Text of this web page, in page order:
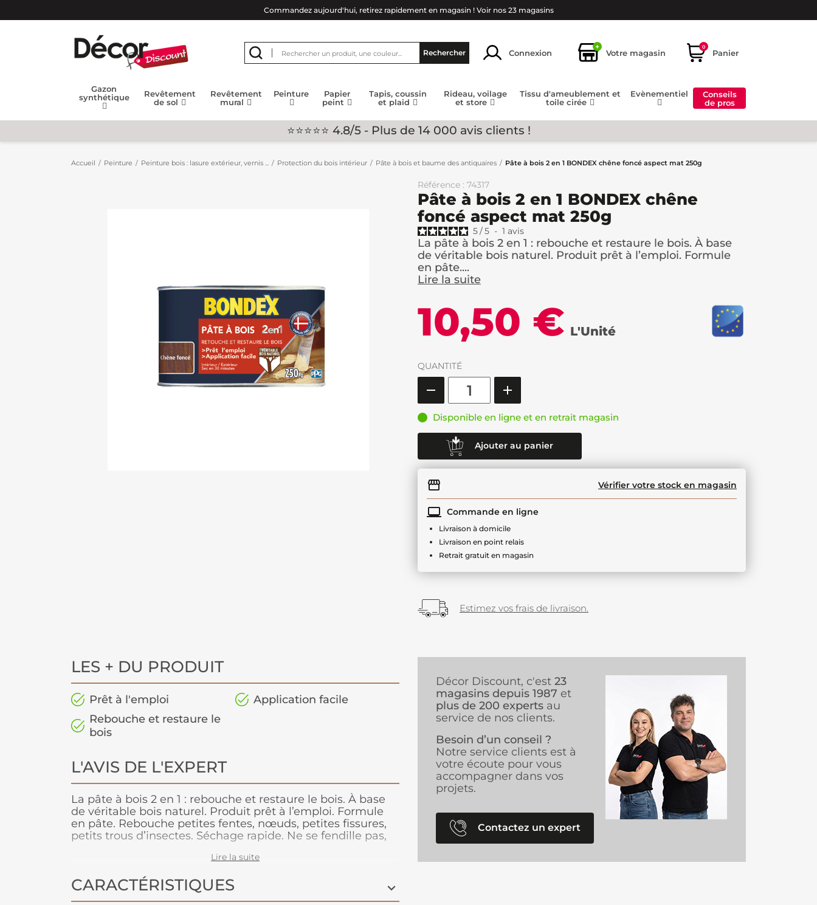
Commandez aujourd'hui, retirez rapidement en magasin ! Voir nos 23 magasins
Rechercher Connexion
+
Votre magasin
0
Panier
Gazon
synthétique
Revêtement
de sol
Revêtement
mural
Peinture
Papier
peint
Tapis, coussin
et plaid
Rideau, voilage
et store
Tissu d'ameublement et
toile cirée
Evènementiel
Conseils
de pros
⭐⭐⭐⭐⭐ 4.8/5 - Plus de 14 000 avis clients !
Accueil Peinture Peinture bois : lasure extérieur, vernis ... Protection du bois intérieur Pâte à bois et baume des antiquaires Pâte à bois 2 en 1 BONDEX chêne foncé aspect mat 250g
Référence : 74317
Pâte à bois 2 en 1 BONDEX chêne
foncé aspect mat 250g
5/5 - 1 avis
La pâte à bois 2 en 1 : rebouche et restaure le bois. À base
de véritable bois naturel. Produit prêt à l’emploi. Formule
en pâte....
Lire la suite
10,50 € L'Unité
QUANTITÉ
Disponible en ligne et en retrait magasin
Ajouter au panier
Vérifier votre stock en magasin
Commande en ligne
Livraison à domicile
Livraison en point relais
Retrait gratuit en magasin
Estimez vos frais de livraison.
LES + DU PRODUIT
Prêt à l'emploi
Application facile
Rebouche et restaure le
bois
L'AVIS DE L'EXPERT
La pâte à bois 2 en 1 : rebouche et restaure le bois. À base
de véritable bois naturel. Produit prêt à l’emploi. Formule
en pâte. Rebouche petites fentes, nœuds, petites fissures,
petits trous d’insectes. Séchage rapide. Ne se fendille pas,
Lire la suite
CARACTÉRISTIQUES
Décor Discount, c'est 23
magasins depuis 1987 et
plus de 200 experts au
service de nos clients.
Besoin d’un conseil ?
Notre service clients est à
votre écoute pour vous
accompagner dans vos
projets.
Contactez un expert